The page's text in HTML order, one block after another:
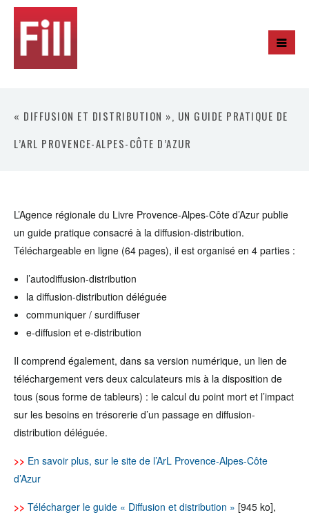
« DIFFUSION ET DISTRIBUTION », UN GUIDE PRATIQUE DE
L’ARL PROVENCE-ALPES-CÔTE D’AZUR
L’Agence régionale du Livre Provence-Alpes-Côte d’Azur publie
un guide pratique consacré à la diffusion-distribution.
Téléchargeable en ligne (64 pages), il est organisé en 4 parties :
l’autodiffusion-distribution
la diffusion-distribution déléguée
communiquer / surdiffuser
e-diffusion et e-distribution
Il comprend également, dans sa version numérique, un lien de
téléchargement vers deux calculateurs mis à la disposition de
tous (sous forme de tableurs) : le calcul du point mort et l’impact
sur les besoins en trésorerie d’un passage en diffusion-
distribution déléguée.
>> En savoir plus, sur le site de l’ArL Provence-Alpes-Côte
d’Azur
>> Télécharger le guide « Diffusion et distribution » [945 ko],